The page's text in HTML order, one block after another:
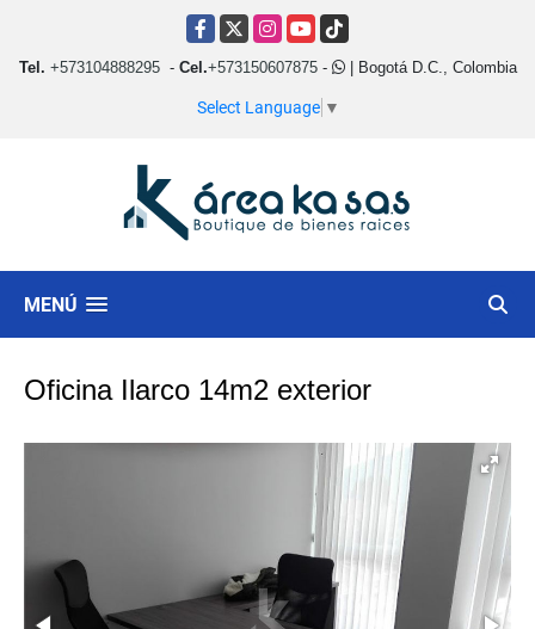
Facebook
X Instagram
YouTubeTikTok
Tel. +573104888295- Cel.+573150607875- | Bogotá D.C., Colombia
Select Language ▼
MENÚ
Oficina Ilarco 14m2 exterior